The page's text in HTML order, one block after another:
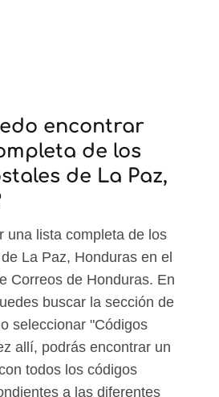
encontrar
de los
de La Paz,
una lista completa de los
La Paz, Honduras en el
Correos de Honduras. En
buscar la sección de
seleccionar "Códigos
allí, podrás encontrar un
todos los códigos
a las diferentes